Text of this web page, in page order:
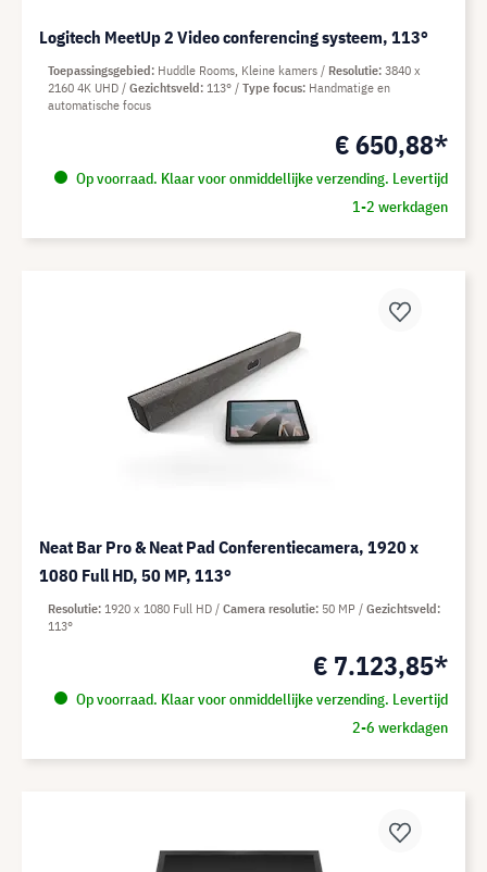
Logitech MeetUp 2 Video conferencing systeem, 113°
€ 650,88*
Op voorraad. Klaar voor onmiddellijke verzending. Levertijd
1-2 werkdagen
Toepassingsgebied Huddle Rooms, Kleine kamers Resolutie 3840 x
2160 4K UHD
Gezichtsveld 113° Type focus Handmatige en
automatische focus
Neat Bar Pro & Neat Pad Conferentiecamera, 1920 x
1080 Full HD, 50 MP, 113°
€ 7.123,85*
Op voorraad. Klaar voor onmiddellijke verzending. Levertijd
2-6 werkdagen
Resolutie 1920 x 1080 Full HD Camera resolutie 50 MP
Gezichtsveld
113°